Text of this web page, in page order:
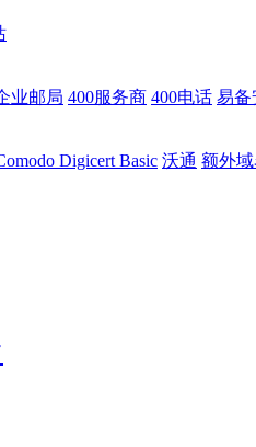
业邮局 400服务商 400电话 易备
Digicert Basic 沃通 额外